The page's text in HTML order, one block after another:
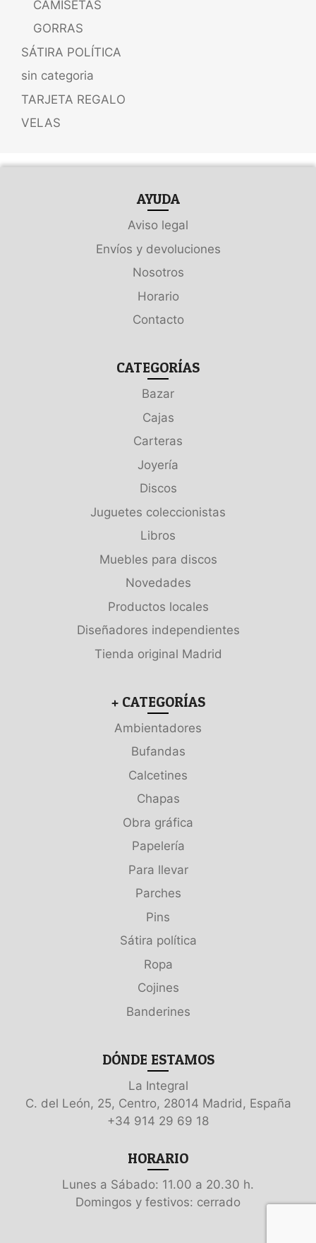
CAMISETAS
GORRAS
SÁTIRA POLÍTICA
sin categoria
TARJETA REGALO
VELAS
AYUDA
Aviso legal
Envíos y devoluciones
Nosotros
Horario
Contacto
CATEGORÍAS
Bazar
Cajas
Carteras
Joyería
Discos
Juguetes coleccionistas
Libros
Muebles para discos
Novedades
Productos locales
Diseñadores independientes
Tienda original Madrid
+ CATEGORÍAS
Ambientadores
Bufandas
Calcetines
Chapas
Obra gráfica
Papelería
Para llevar
Parches
Pins
Sátira política
Ropa
Cojines
Banderines
DÓNDE ESTAMOS
La Integral
C. del León, 25, Centro, 28014 Madrid, España
+34 914 29 69 18
HORARIO
Lunes a Sábado: 11.00 a 20.30 h.
Domingos y festivos: cerrado